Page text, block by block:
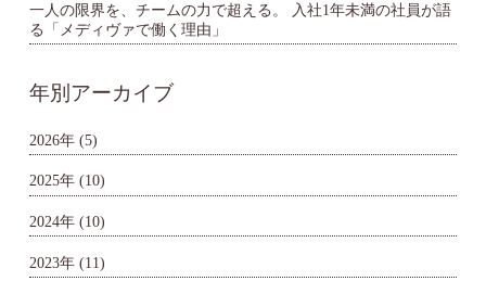
一人の限界を、チームの力で超える。 入社1年未満の社員が語
る「メディヴァで働く理由」
年別アーカイブ
2026年 (5)
2025年 (10)
2024年 (10)
2023年 (11)